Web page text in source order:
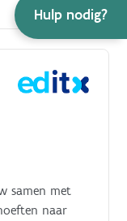
Hulp nodig?
samen met
naar